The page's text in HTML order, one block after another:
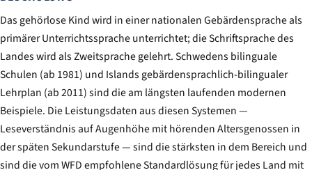
Das gehörlose Kind wird in einer nationalen Gebärdensprache als
primärer Unterrichtssprache unterrichtet; die Schriftsprache des
Landes wird als Zweitsprache gelehrt. Schwedens bilinguale
Schulen (ab 1981) und Islands gebärdensprachlich-bilingualer
Lehrplan (ab 2011) sind die am längsten laufenden modernen
Beispiele. Die Leistungsdaten aus diesen Systemen —
Leseverständnis auf Augenhöhe mit hörenden Altersgenossen in
der späten Sekundarstufe — sind die stärksten in dem Bereich und
sind die vom WFD empfohlene Standardlösung für jedes Land mit